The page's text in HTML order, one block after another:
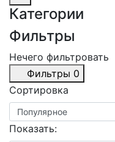
Категории
Фильтры
Нечего фильтровать
Фильтры 0
Сортировка
Показать: